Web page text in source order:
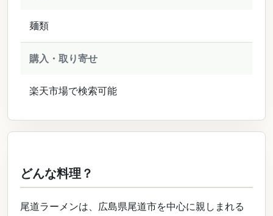
麺類
購入・取り寄せ
楽天市場で検索可能
どんな料理？
尾道ラーメンは、広島県尾道市を中心に親しまれる